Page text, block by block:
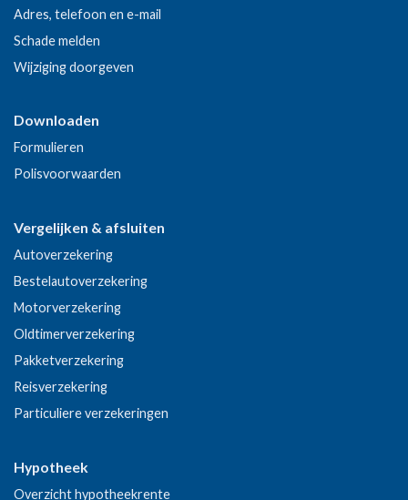
Adres, telefoon en e-mail
Schade melden
Wijziging doorgeven
Downloaden
Formulieren
Polisvoorwaarden
Vergelijken & afsluiten
Autoverzekering
Bestelautoverzekering
Motorverzekering
Oldtimerverzekering
Pakketverzekering
Reisverzekering
Particuliere verzekeringen
Hypotheek
Overzicht hypotheekrente